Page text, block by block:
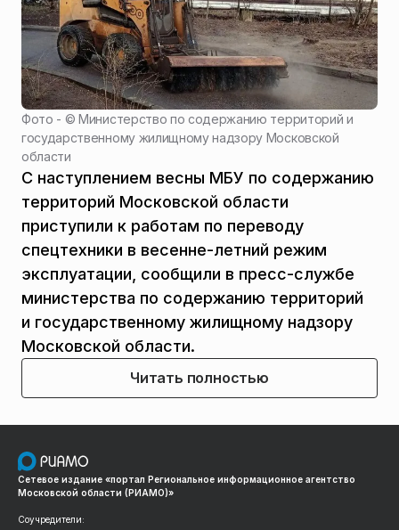
Фото - ©Министерство по содержанию территорий и
государственному жилищному надзору Московской
области
С наступлением весны МБУ по содержанию
территорий Московской области
приступили к работам по переводу
спецтехники в весенне-летний режим
эксплуатации, сообщили в пресс-службе
министерства по содержанию территорий
и государственному жилищному надзору
Московской области.
Читать полностью
Сетевое издание «портал Региональное информационное агентство
Московской области (РИАМО)»
Соучредители: